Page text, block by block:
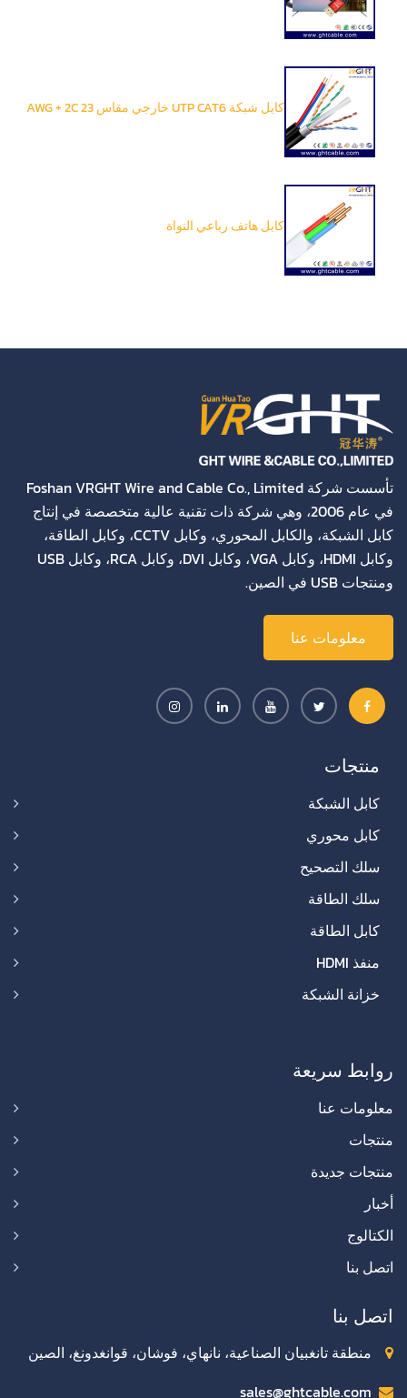
كابل شبكة UTP CAT6 خارجي مقاس 23 AWG + 2C
كابل هاتف رباعي النواة
تأسست شركة Foshan VRGHT Wire and Cable Co., Limited
في عام 2006، وهي شركة ذات تقنية عالية متخصصة في إنتاج
كابل الشبكة، والكابل المحوري، وكابل CCTV، وكابل الطاقة،
وكابل HDMI، وكابل VGA، وكابل DVI، وكابل RCA، وكابل USB
ومنتجات USB في الصين.
معلومات عنا
منتجات
كابل الشبكة
كابل محوري
سلك التصحيح
سلك الطاقة
كابل الطاقة
منفذ HDMI
خزانة الشبكة
روابط سريعة
معلومات عنا
منتجات
منتجات جديدة
أخبار
الكتالوج
اتصل بنا
اتصل بنا
منطقة تانغبيان الصناعية، نانهاي، فوشان، قوانغدونغ، الصين
sales@ghtcable.com